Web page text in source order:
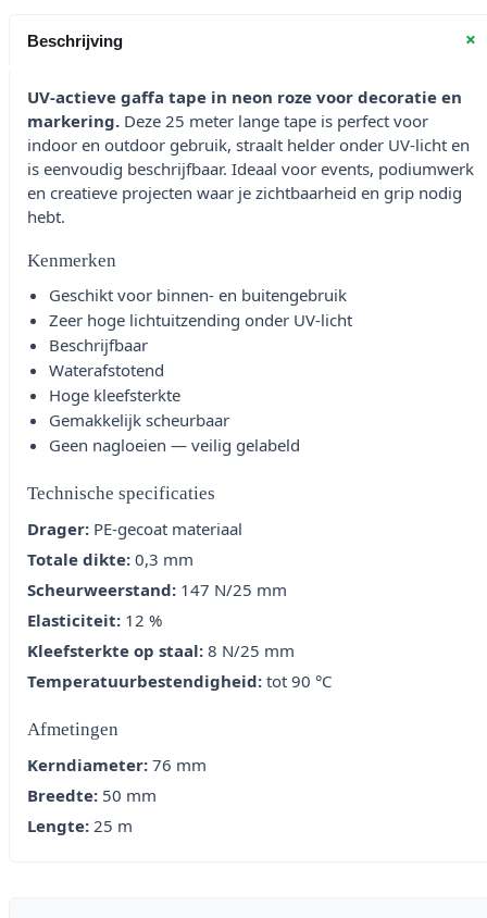
Beschrijving +
UV-actieve gaffa tape in neon roze voor decoratie en
markering. Deze 25 meter lange tape is perfect voor
indoor en outdoor gebruik, straalt helder onder UV-licht en
is eenvoudig beschrijfbaar. Ideaal voor events, podiumwerk
en creatieve projecten waar je zichtbaarheid en grip nodig
hebt.
Kenmerken
Geschikt voor binnen- en buitengebruik
Zeer hoge lichtuitzending onder UV-licht
Beschrijfbaar
Waterafstotend
Hoge kleefsterkte
Gemakkelijk scheurbaar
Geen nagloeien — veilig gelabeld
Technische specificaties
Drager: PE-gecoat materiaal
Totale dikte: 0,3 mm
Scheurweerstand: 147 N/25 mm
Elasticiteit: 12 %
Kleefsterkte op staal: 8 N/25 mm
Temperatuurbestendigheid: tot 90 °C
Afmetingen
Kerndiameter: 76 mm
Breedte: 50 mm
Lengte: 25 m